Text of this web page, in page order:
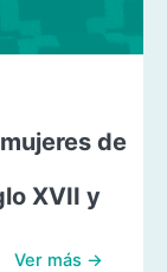
de
XVII y
Ver más →